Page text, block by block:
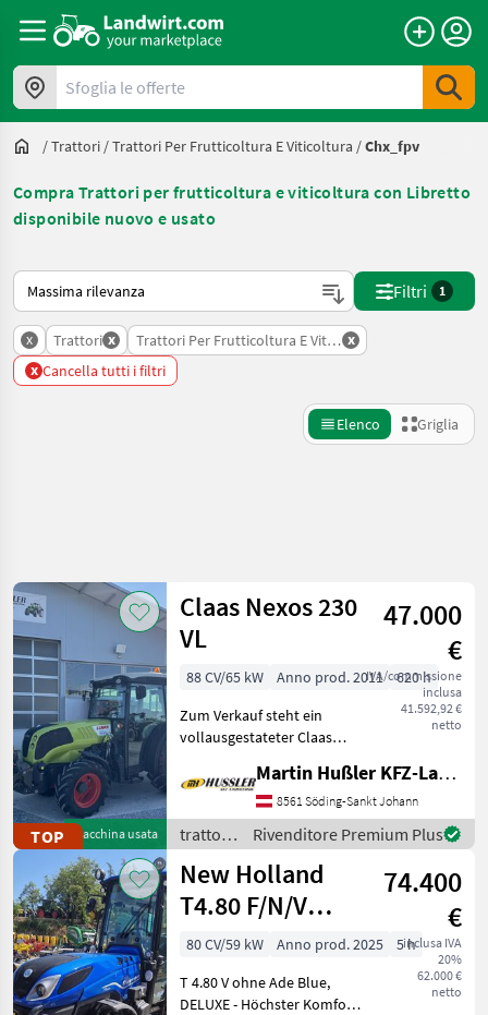
Sfoglia le offerte
/Trattori /Trattori Per Frutticoltura E Viticoltura /Chx_fpv
Compra Trattori per frutticoltura e viticoltura con Libretto
disponibile nuovo e usato
Ecco come viene ordinato su Landwirt.com
Filtri 1
x Trattori x Trattori Per Frutticoltura E Viticoltura
x
x Cancella tutti i filtri
Elenco Griglia
ricerca
Categoria Paese
PERCORSO
ATTUALE
Settore
agricolo
Trattori
Trattori Per
Frutticoltura
E Viticoltura
SCEGLI
CATEGORIA
Antonio Carraro
52
Reimposta
Mostra
131
risultati
TOP Macchina usata
Claas Nexos 230
VL
47.000
€
IVA/commissione
inclusa
41.592,92 €
netto
88 CV/65 kW Anno prod. 2011
620 h
Zum Verkauf steht ein
vollausgestateter Claas
Zustand! • Vollausstattung •
Neu Bereift • 620
Betriebsstunden •
Frontkraftheber •
Martin Hußler KFZ-Landtechnik
8561 Söding-Sankt Johann
trattori
/ Claas
Rivenditore Premium Plus
New Holland
T4.80 F/N/V
(Stage V)
74.400
€
inclusa IVA
20%
62.000 €
netto
80 CV/59 kW Anno prod. 2025
5 h
T 4.80 V ohne Ade Blue,
DELUXE - Höchster Komfort